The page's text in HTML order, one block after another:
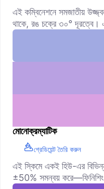
এই কম্বিনেশনে সমজাতীয়
থাকে, রঙ চক্রে ৩০° দূরত্বে।
মোনোক্রম্যাটিক
গ্রেডিয়েন্ট তৈরি করুন
এই স্কিমে একই হিউ-এর
±50% সমন্বয়